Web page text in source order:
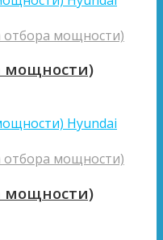
отбора мощности)
мощности)
отбора мощности)
мощности)